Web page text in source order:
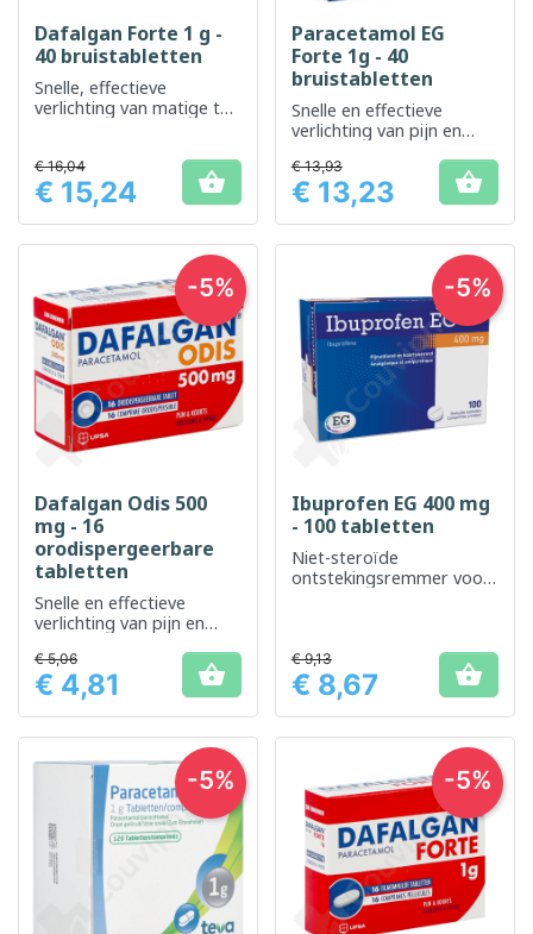
Dafalgan Forte 1 g -
40 bruistabletten
Snelle, effectieve
verlichting van matige tot
Prijs
€ 16,04
€ 15,24 
Paracetamol EG
Forte 1g - 40
bruistabletten
Snelle en effectieve
verlichting van pijn en
Prijs
€ 13,93
€ 13,23 
Dafalgan Odis 500
mg - 16
orodispergeerbare
tabletten
Snelle en effectieve
verlichting van pijn en
Prijs
€ 5,06
€ 4,81 
-5%
Ibuprofen EG 400 mg
- 100 tabletten
Niet-steroïde
ontstekingsremmer voor
Prijs
€ 9,13
€ 8,67 
-5%
-5% -5%